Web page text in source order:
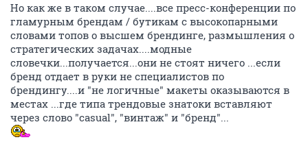
Но как же в таком случае....все пресс-конференции по
гламурным брендам / бутикам c высокопарными
словами топов о высшем брендинге, размышления о
стратегических задачах....модные
словечки...получается...они не стоят ничего ...если
бренд отдает в руки не специалистов по
брендингу....и "не логичные" макеты оказываются в
местах ...где типа трендовые знатоки вставляют
через слово "сasual", "винтаж" и "бренд"...